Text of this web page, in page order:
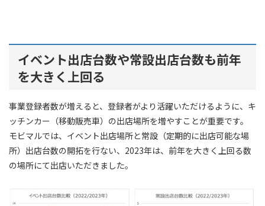
イベント出店台数や常設出店台数も前年
を大きく上回る
事業登録者数が増えると、登録者がより活躍いただけるように、キ
ッチンカー（移動販売車）の出店場所を増やすことが重要です。
モビマルでは、イベント出店場所と常設（定期的に出店可能な場
所）出店台数の開拓を行ない、2023年は、前年を大きく上回る数
の場所にて出店いただきました。